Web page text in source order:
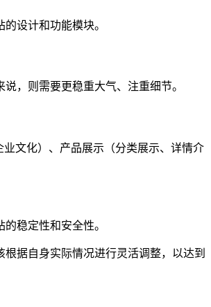
设计和功能模块。
，则需要更稳重大气、注重细节。
文化）、产品展示（分类展示、详情介
稳定性和安全性。
据自身实际情况进行灵活调整，以达到